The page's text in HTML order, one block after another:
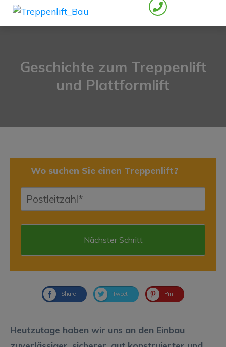
Geschichte zum Treppenlift
und Plattformlift
Wo suchen Sie einen Treppenlift?
Share Tweet Pin
Heutzutage haben wir uns an den Einbau